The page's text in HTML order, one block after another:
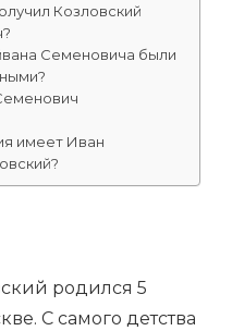
Козловский
Семеновича были
имеет Иван
родился 5
С самого детства